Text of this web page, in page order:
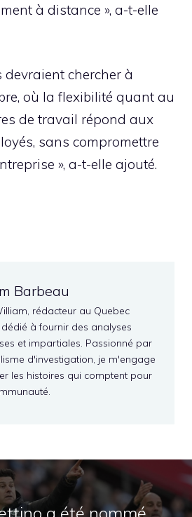
à distance », a-t-elle
devraient chercher à
où la flexibilité quant au
de travail répond aux
sans compromettre
», a-t-elle ajouté.
Barbeau
rédacteur au Quebec
dédié à fournir des analyses
et impartiales. Passionné par
d'investigation, je m'engage
les histoires qui comptent pour